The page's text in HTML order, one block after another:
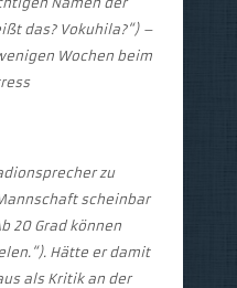
das? Vokuhila?“) –
Wochen beim
zu
scheinbar
20 Grad können
Hätte er damit
als Kritik an der